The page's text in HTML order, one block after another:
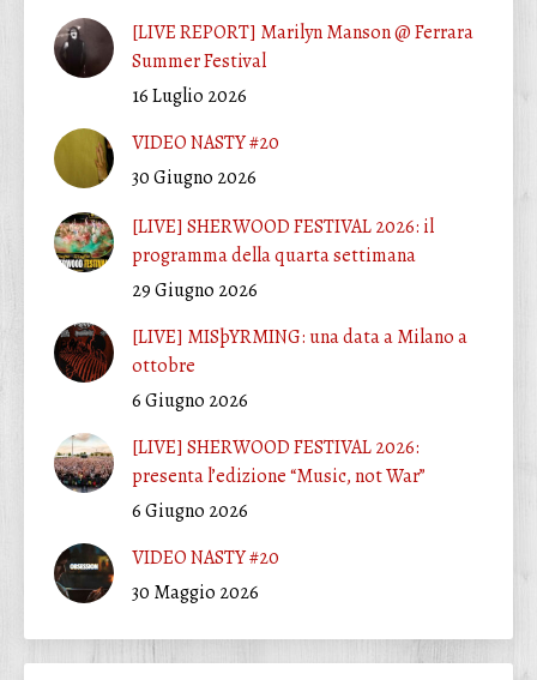
[LIVE REPORT] Marilyn Manson @ Ferrara
Summer Festival
16 Luglio 2026
VIDEO NASTY #20
30 Giugno 2026
[LIVE] SHERWOOD FESTIVAL 2026: il
programma della quarta settimana
29 Giugno 2026
[LIVE] MISþYRMING: una data a Milano a
ottobre
6 Giugno 2026
[LIVE] SHERWOOD FESTIVAL 2026:
presenta l’edizione “Music, not War”
6 Giugno 2026
VIDEO NASTY #20
30 Maggio 2026